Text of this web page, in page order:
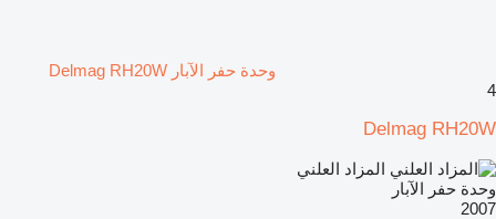
وحدة حفر الآبار Delmag RH20W
4
Delmag RH20W
المزاد العلني
وحدة حفر الآبار
2007